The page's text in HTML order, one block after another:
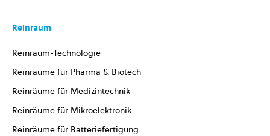
Reinraum
Reinraum-Technologie
Reinräume für Pharma & Biotech
Reinräume für Medizintechnik
Reinräume für Mikroelektronik
Reinräume für Batteriefertigung